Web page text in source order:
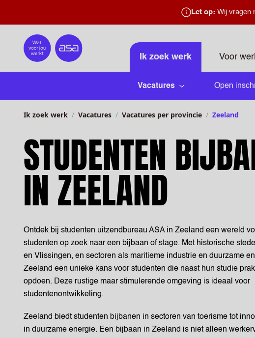
Let op: Wij vragen
Home Ik zoek werk Voor
Vacatures
Open
Ik zoek werk Vacatures Vacatures per provincie Zeeland
STUDENTEN
IN ZEELAND
Ontdek bij studenten uitzendbureau ASA in Zeeland een wereld
studenten op zoek naar een bijbaan of stage. Met historische
en Vlissingen, en sectoren als maritieme industrie en duurzame
Zeeland een unieke kans voor studenten die naast hun studie
opdoen. Deze rustige maar stimulerende omgeving is ideaal voor
studentenontwikkeling.
Zeeland biedt studenten bijbanen in sectoren van toerisme tot
in duurzame energie. Een bijbaan in Zeeland is niet alleen